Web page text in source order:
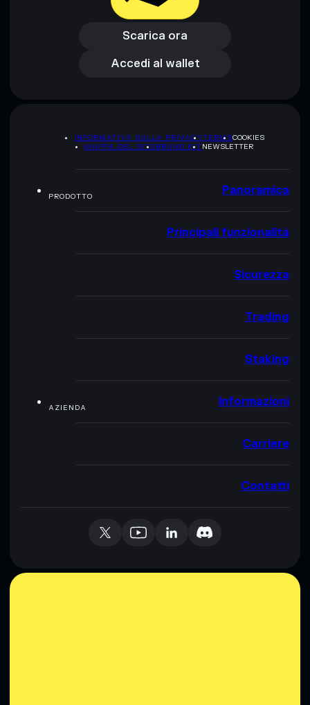
Scarica ora
Scarica ora
Accedi al wallet
Accedi al wallet
INFORMATIVA SULLA PRIVACYTERMSCOOKIES
MAPPA DEL SITOBRAND KITNEWSLETTER
PRODOTTO Panoramica
Principali funzionalità
Sicurezza
Trading
Staking
AZIENDA Informazioni
Carriere
Contatti